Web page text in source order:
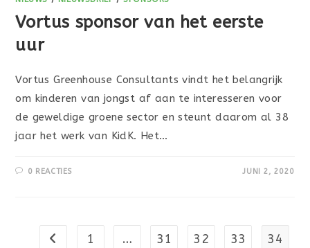
Vortus sponsor van het eerste
uur
Vortus Greenhouse Consultants vindt het belangrijk
om kinderen van jongst af aan te interesseren voor
de geweldige groene sector en steunt daarom al 38
jaar het werk van KidK. Het…
0 REACTIES JUNI 2, 2020
Naar vorige pagina
1 … 31 32 33 34